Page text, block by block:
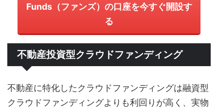
Funds（ファンズ）の口座を今すぐ開設す
る
不動産投資型クラウドファンディング
不動産に特化したクラウドファンディングは融資型
クラウドファンディングよりも利回りが高く、実物